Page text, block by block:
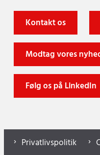
Kontakt os
Modtag vores
Følg os på LinkedIn
Privatlivspolitik